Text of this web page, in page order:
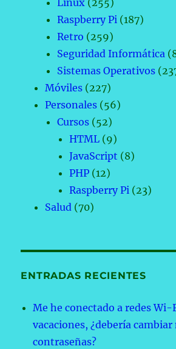
Linux (255)
Raspberry Pi (187)
Retro (259)
Seguridad Informática
Sistemas Operativos
Móviles (227)
Personales (56)
Cursos (52)
HTML (9)
JavaScript (8)
PHP (12)
Raspberry Pi (23)
Salud (70)
ENTRADAS RECIENTES
Me he conectado a redes Wi-
vacaciones, ¿debería cambiar
contraseñas?